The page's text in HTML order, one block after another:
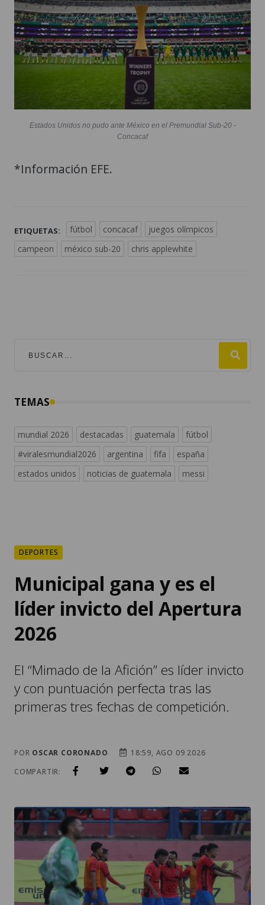
Estados Unidos no pudo ante México en el Premundial Sub-20 -
Concacaf
*Información EFE.
ETIQUETAS: fútbol concacaf
juegos olímpicos
campeon
méxico sub-20 chris applewhite
TEMAS
mundial 2026 destacadas guatemala
fútbol
#viralesmundial2026
argentina fifa
españa
estados unidos
noticias de guatemala messi
DEPORTES
Municipal gana y es el
líder invicto del Apertura
2026
El “Mimado de la Afición” es líder invicto
y con puntuación perfecta tras las
primeras tres fechas de competición.
POR OSCAR CORONADO
18:59, AGO 09 2026
COMPARTIR: